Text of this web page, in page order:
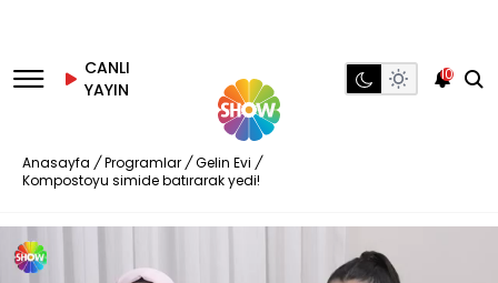
CANLI
YAYIN
10
Anasayfa / Programlar / Gelin Evi /
Kompostoyu simide batırarak yedi!